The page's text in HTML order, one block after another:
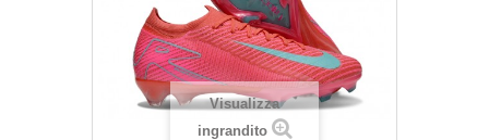
Visualizza
ingrandito